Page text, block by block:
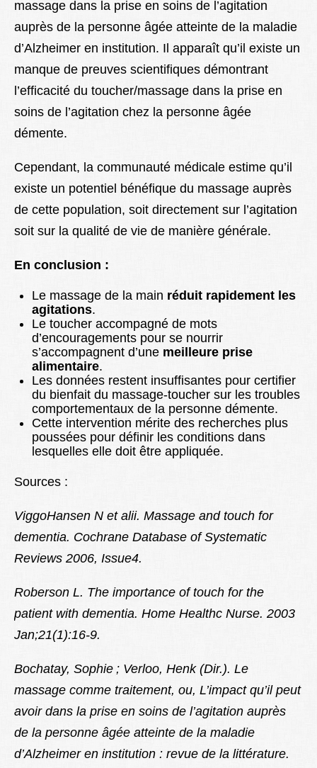
massage dans la prise en soins de l’agitation
auprès de la personne âgée atteinte de la maladie
d’Alzheimer en institution. Il apparaît qu’il existe un
manque de preuves scientifiques démontrant
l’efficacité du toucher/massage dans la prise en
soins de l’agitation chez la personne âgée
démente.
Cependant, la communauté médicale estime qu’il
existe un potentiel bénéfique du massage auprès
de cette population, soit directement sur l’agitation
soit sur la qualité de vie de manière générale.
En conclusion :
Le massage de la main réduit rapidement les
agitations.
Le toucher accompagné de mots
d’encouragements pour se nourrir
s’accompagnent d’une meilleure prise
alimentaire.
Les données restent insuffisantes pour certifier
du bienfait du massage-toucher sur les troubles
comportementaux de la personne démente.
Cette intervention mérite des recherches plus
poussées pour définir les conditions dans
lesquelles elle doit être appliquée.
Sources :
ViggoHansen N et alii. Massage and touch for
dementia. Cochrane Database of Systematic
Reviews 2006, Issue4.
Roberson L. The importance of touch for the
patient with dementia. Home Healthc Nurse. 2003
Jan;21(1):16-9.
Bochatay, Sophie ; Verloo, Henk (Dir.). Le
massage comme traitement, ou, L’impact qu’il peut
avoir dans la prise en soins de l’agitation auprès
de la personne âgée atteinte de la maladie
d’Alzheimer en institution : revue de la littérature.